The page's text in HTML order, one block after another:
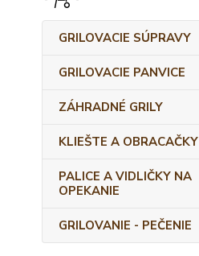
GRILOVACIE SÚPRAVY
GRILOVACIE PANVICE
ZÁHRADNÉ GRILY
KLIEŠTE A OBRACAČKY
PALICE A VIDLIČKY NA
OPEKANIE
GRILOVANIE - PEČENIE